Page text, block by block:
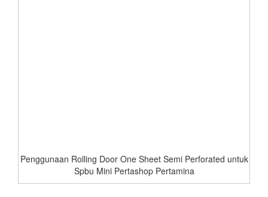
Penggunaan Rolling Door One Sheet Semi Perforated untuk
Spbu Mini Pertashop Pertamina